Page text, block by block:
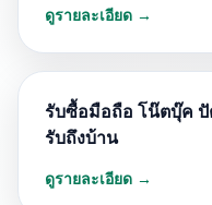
ดูรายละเอียด →
รับซื้อมือถือ โน๊ตบุ๊ค ปั
รับถึงบ้าน
ดูรายละเอียด →